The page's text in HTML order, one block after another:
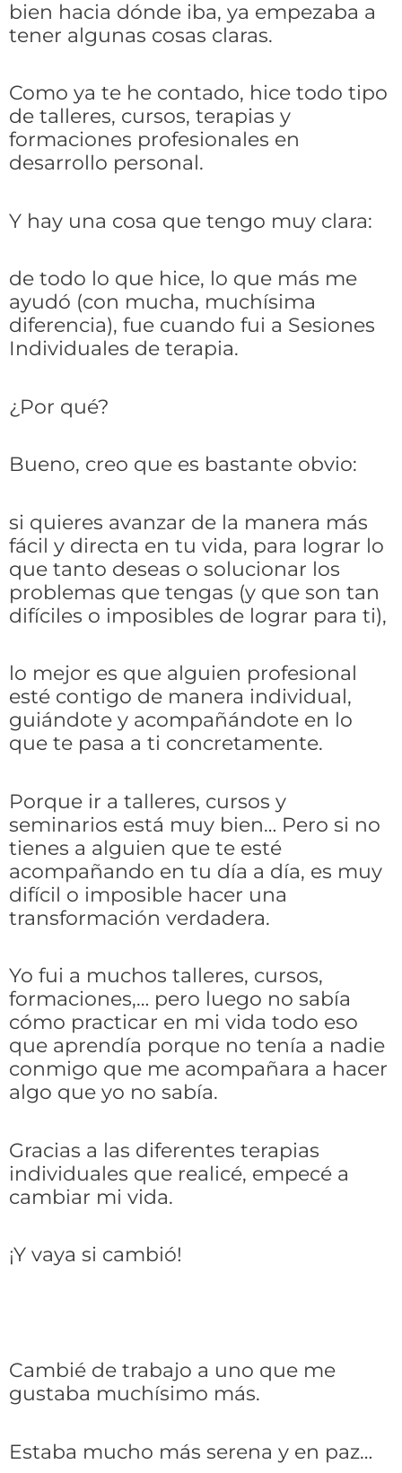
bien hacia dónde iba, ya empezaba a
tener algunas cosas claras.
Como ya te he contado, hice todo tipo
de talleres, cursos, terapias y
formaciones profesionales en
desarrollo personal.
Y hay una cosa que tengo muy clara:
de todo lo que hice, lo que más me
ayudó (con mucha, muchísima
diferencia), fue cuando fui a Sesiones
Individuales de terapia.
¿Por qué?
Bueno, creo que es bastante obvio:
si quieres avanzar de la manera más
fácil y directa en tu vida, para lograr lo
que tanto deseas o solucionar los
problemas que tengas (y que son tan
difíciles o imposibles de lograr para ti),
lo mejor es que alguien profesional
esté contigo de manera individual,
guiándote y acompañándote en lo
que te pasa a ti concretamente.
Porque ir a talleres, cursos y
seminarios está muy bien… Pero si no
tienes a alguien que te esté
acompañando en tu día a día, es muy
difícil o imposible hacer una
transformación verdadera.
Yo fui a muchos talleres, cursos,
formaciones,… pero luego no sabía
cómo practicar en mi vida todo eso
que aprendía porque no tenía a nadie
conmigo que me acompañara a hacer
algo que yo no sabía.
Gracias a las diferentes terapias
individuales que realicé, empecé a
cambiar mi vida.
¡Y vaya si cambió!
Cambié de trabajo a uno que me
gustaba muchísimo más.
Estaba mucho más serena y en paz…